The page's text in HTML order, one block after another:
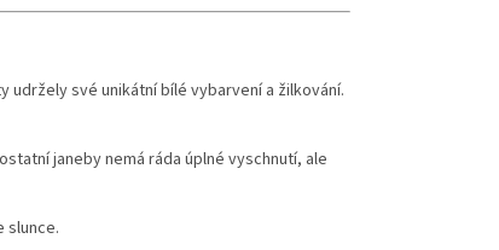
své unikátní bílé vybarvení a žilkování.
janeby nemá ráda úplné vyschnutí, ale
slunce.